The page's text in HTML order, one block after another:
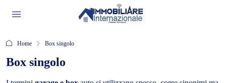
Home Box singolo
Box singolo